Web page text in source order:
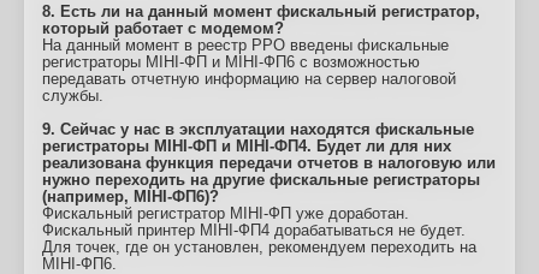
8. Есть ли на данный момент фискальный регистратор,
который работает с модемом?
На данный момент в реестр РРО введены фискальные
регистраторы МІНІ-ФП и МІНІ-ФП6 с возможностью
передавать отчетную информацию на сервер налоговой
службы.
9. Сейчас у нас в эксплуатации находятся фискальные
регистраторы MIНI-ФП и MIНI-ФП4. Будет ли для них
реализована функция передачи отчетов в налоговую или
нужно переходить на другие фискальные регистраторы
(например, MIНI-ФП6)?
Фискальный регистратор MIНI-ФП уже доработан.
Фискальный принтер MIНI-ФП4 дорабатываться не будет.
Для точек, где он установлен, рекомендуем переходить на
MIНI-ФП6.